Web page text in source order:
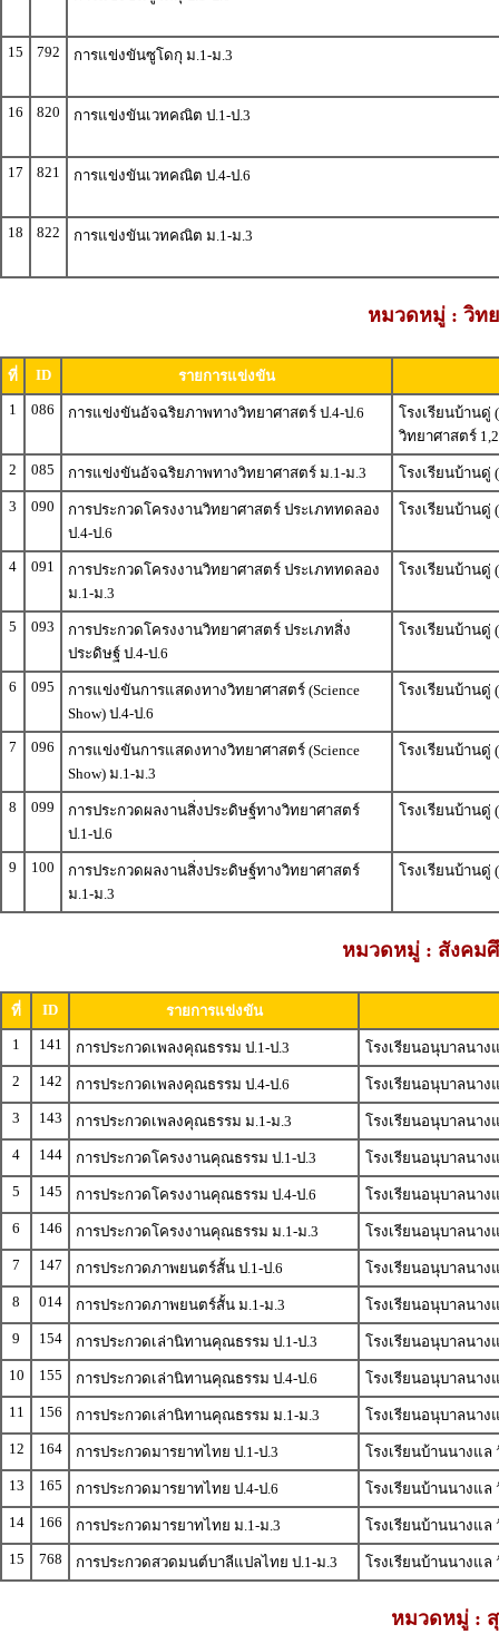
15 792 การแข่งขันซูโดกุ ม.1-ม.3
16 820 การแข่งขันเวทคณิต ป.1-ป.3
17 821 การแข่งขันเวทคณิต ป.4-ป.6
18 822 การแข่งขันเวทคณิต ม.1-ม.3
หมวดหมู่ : วิท
ที่ ID
รายการแข่งขัน
1
086 การแข่งขันอัจฉริยภาพทางวิทยาศาสตร์ ป.4-ป.6
โรงเรียนบ้าน
วิทยาศาสตร์ 1,2
2
085 การแข่งขันอัจฉริยภาพทางวิทยาศาสตร์ ม.1-ม.3
โรงเรียนบ้านดู่
3
090
การประกวดโครงงานวิทยาศาสตร์ ประเภททดลอง
ป.4-ป.6
โรงเรียนบ้านดู่
4 091
การประกวดโครงงานวิทยาศาสตร์ ประเภททดลอง
ม.1-ม.3
โรงเรียนบ้านดู่
5 093
การประกวดโครงงานวิทยาศาสตร์ ประเภทสิ่ง
ประดิษฐ์ ป.4-ป.6
โรงเรียนบ้านดู่
6 095
การแข่งขันการแสดงทางวิทยาศาสตร์ (Science
Show) ป.4-ป.6
โรงเรียนบ้านดู่
7 096
การแข่งขันการแสดงทางวิทยาศาสตร์ (Science
Show) ม.1-ม.3
โรงเรียนบ้านดู่
8 099
การประกวดผลงานสิ่งประดิษฐ์ทางวิทยาศาสตร์
ป.1-ป.6
โรงเรียนบ้านดู่
9 100
การประกวดผลงานสิ่งประดิษฐ์ทางวิทยาศาสตร์
ม.1-ม.3
โรงเรียนบ้านดู่
หมวดหมู่ : สังคม
ที่ ID
รายการแข่งขัน
1
141 การประกวดเพลงคุณธรรม ป.1-ป.3
โรงเรียนอนุบาลนาง
2
142 การประกวดเพลงคุณธรรม ป.4-ป.6
โรงเรียนอนุบาลนาง
3
143 การประกวดเพลงคุณธรรม ม.1-ม.3
โรงเรียนอนุบาลนาง
4
144 การประกวดโครงงานคุณธรรม ป.1-ป.3
โรงเรียนอนุบาลนาง
5
145 การประกวดโครงงานคุณธรรม ป.4-ป.6
โรงเรียนอนุบาลนาง
6
146 การประกวดโครงงานคุณธรรม ม.1-ม.3
โรงเรียนอนุบาลนาง
7
147 การประกวดภาพยนตร์สั้น ป.1-ป.6
โรงเรียนอนุบาลนาง
8
014 การประกวดภาพยนตร์สั้น ม.1-ม.3
โรงเรียนอนุบาลนาง
9
154 การประกวดเล่านิทานคุณธรรม ป.1-ป.3
โรงเรียนอนุบาลนาง
10
155 การประกวดเล่านิทานคุณธรรม ป.4-ป.6
โรงเรียนอนุบาลนาง
11
156 การประกวดเล่านิทานคุณธรรม ม.1-ม.3
โรงเรียนอนุบาลนาง
12
164 การประกวดมารยาทไทย ป.1-ป.3
โรงเรียนบ้านนางแล
13
165 การประกวดมารยาทไทย ป.4-ป.6
โรงเรียนบ้านนางแ
14
166 การประกวดมารยาทไทย ม.1-ม.3
โรงเรียนบ้านนางแ
15
768 การประกวดสวดมนต์บาลีแปลไทย ป.1-ม.3 โรงเรียนบ้านนางแล
หมวดหมู่ :